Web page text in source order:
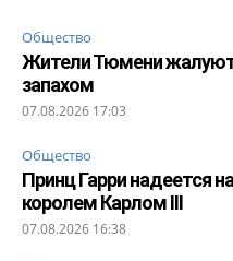
Общество
Жители Тюмени
запахом
07.08.2026 17:03
Общество
Принц Гарри надеется
королем Карлом III
07.08.2026 16:38